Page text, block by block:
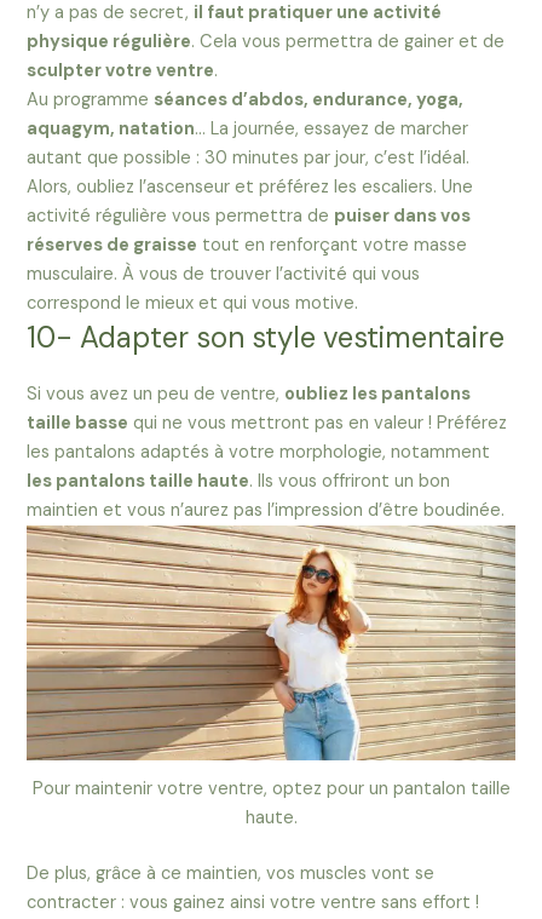
n’y a pas de secret, il faut pratiquer une activité
physique régulière. Cela vous permettra de gainer et de
sculpter votre ventre.
Au programme séances d’abdos, endurance, yoga,
aquagym, natation… La journée, essayez de marcher
autant que possible : 30 minutes par jour, c’est l’idéal.
Alors, oubliez l’ascenseur et préférez les escaliers. Une
activité régulière vous permettra de puiser dans vos
réserves de graisse tout en renforçant votre masse
musculaire. À vous de trouver l’activité qui vous
correspond le mieux et qui vous motive.
10- Adapter son style vestimentaire
Si vous avez un peu de ventre, oubliez les pantalons
taille basse qui ne vous mettront pas en valeur ! Préférez
les pantalons adaptés à votre morphologie, notamment
les pantalons taille haute. Ils vous offriront un bon
maintien et vous n’aurez pas l’impression d’être boudinée.
Pour maintenir votre ventre, optez pour un pantalon taille
haute.
De plus, grâce à ce maintien, vos muscles vont se
contracter : vous gainez ainsi votre ventre sans effort !